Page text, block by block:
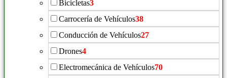
Bicicletas3
Carrocería de Vehículos38
Conducción de Vehículos27
Drones4
Electromecánica de Vehículos70